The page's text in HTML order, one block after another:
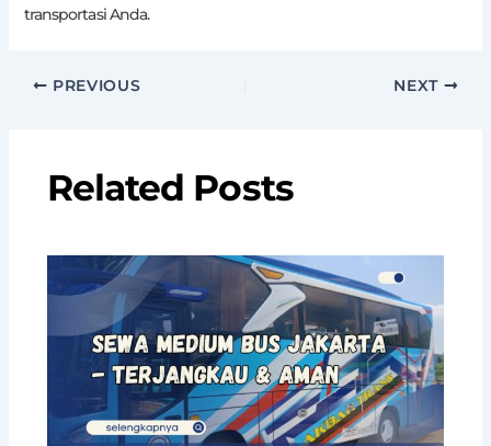
transportasi Anda.
PREVIOUS NEXT
Related Posts